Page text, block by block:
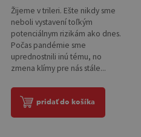
Žijeme v trileri. Ešte nikdy sme
neboli vystavení toľkým
potenciálnym rizikám ako dnes.
Počas pandémie sme
uprednostnili inú tému, no
zmena klímy pre nás stále...
pridať do košíka